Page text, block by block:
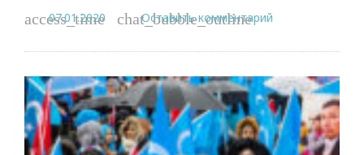
access_time
07.01.2020 chat_bubble_outline
Оставить комментарий